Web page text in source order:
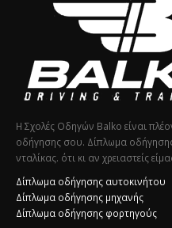
Η Σχολές Οδηγών Balko είναι
οδήγησης σου. Δίπλωμα
νταλίκας. ότι κι αν χρειαστείς
Δίπλωμα οδήγησης αυτοκινήτου
Δίπλωμα οδήγησης μηχανής
Δίπλωμα οδήγησης φορτηγούς